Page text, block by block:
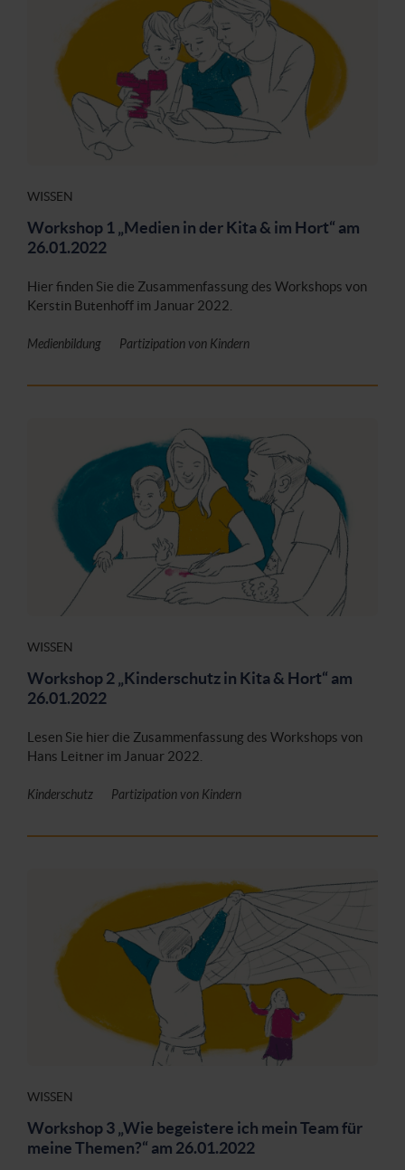
WISSEN
Workshop 1 „Medien in der Kita & im Hort“ am
26.01.2022
Hier finden Sie die Zusammenfassung des Workshops von
Kerstin Butenhoff im Januar 2022.
Medienbildung Partizipation von Kindern
WISSEN
Workshop 2 „Kinderschutz in Kita & Hort“ am
26.01.2022
Lesen Sie hier die Zusammenfassung des Workshops von
Hans Leitner im Januar 2022.
Kinderschutz Partizipation von Kindern
WISSEN
Workshop 3 „Wie begeistere ich mein Team für
meine Themen?“ am 26.01.2022